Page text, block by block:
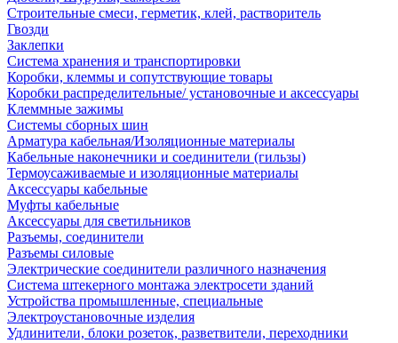
Строительные смеси, герметик, клей, растворитель
Гвозди
Заклепки
Система хранения и транспортировки
Коробки, клеммы и сопутствующие товары
Коробки распределительные/ установочные и аксессуары
Клеммные зажимы
Системы сборных шин
Арматура кабельная/Изоляционные материалы
Кабельные наконечники и соединители (гильзы)
Термоусаживаемые и изоляционные материалы
Аксессуары кабельные
Муфты кабельные
Аксессуары для светильников
Разъемы, соединители
Разъемы силовые
Электрические соединители различного назначения
Система штекерного монтажа электросети зданий
Устройства промышленные, специальные
Электроустановочные изделия
Удлинители, блоки розеток, разветвители, переходники